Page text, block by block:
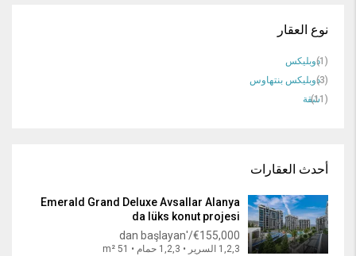
نوع العقار
دوبليكس (1)
دوبليكس بنتهاوس (3)
شقة (11)
أحدث العقارات
Emerald Grand Deluxe Avsallar Alanya
da lüks konut projesi
€155,000/'dan başlayan
1,2,3 السرير • 1,2,3 حمام • 51 m²